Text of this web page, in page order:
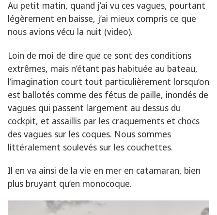
Au petit matin, quand j’ai vu ces vagues, pourtant
légèrement en baisse, j’ai mieux compris ce que
nous avions vécu la nuit (video).
Loin de moi de dire que ce sont des conditions
extrêmes, mais n’étant pas habituée au bateau,
l’imagination court tout particulièrement lorsqu’on
est ballotés comme des fétus de paille, inondés de
vagues qui passent largement au dessus du
cockpit, et assaillis par les craquements et chocs
des vagues sur les coques. Nous sommes
littéralement soulevés sur les couchettes.
Il en va ainsi de la vie en mer en catamaran, bien
plus bruyant qu’en monocoque.